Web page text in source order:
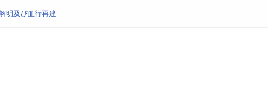
明及び血行再建